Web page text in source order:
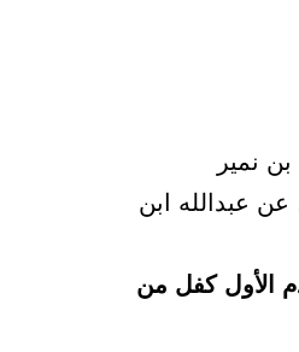
نمير
عن عبدالله ابن
الأول كفل من